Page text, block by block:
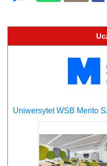
Uniwersytet WSB Merito